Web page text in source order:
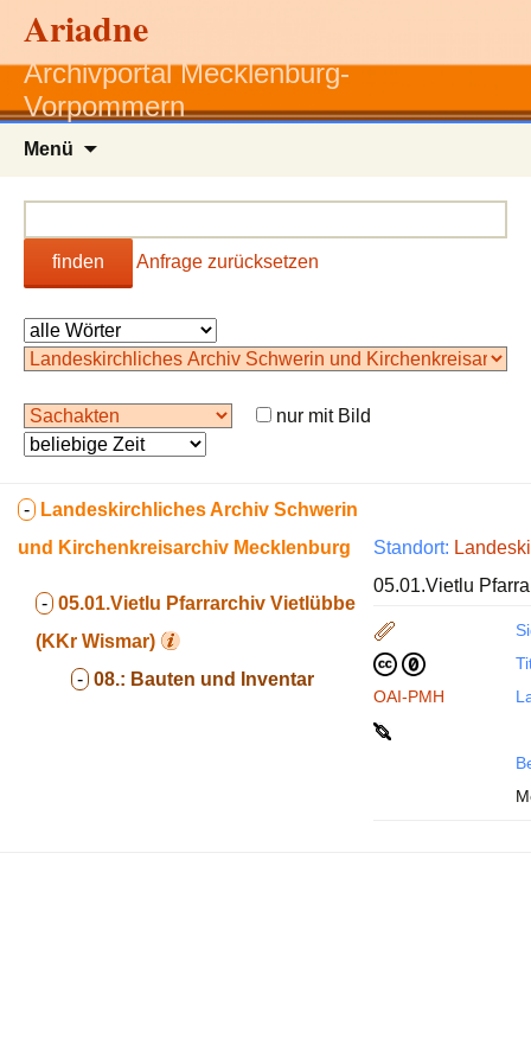
Ariadne
Archivportal Mecklenburg-
Vorpommern
Menü
finden Anfrage zurücksetzen
nur mit Bild
- Landeskirchliches Archiv Schwerin
und Kirchenkreisarchiv Mecklenburg
- 05.01.Vietlu Pfarrarchiv Vietlübbe
(KKr Wismar)
- 08.: Bauten und Inventar
Standort:
05.01.Vietlu
OAI-PMH